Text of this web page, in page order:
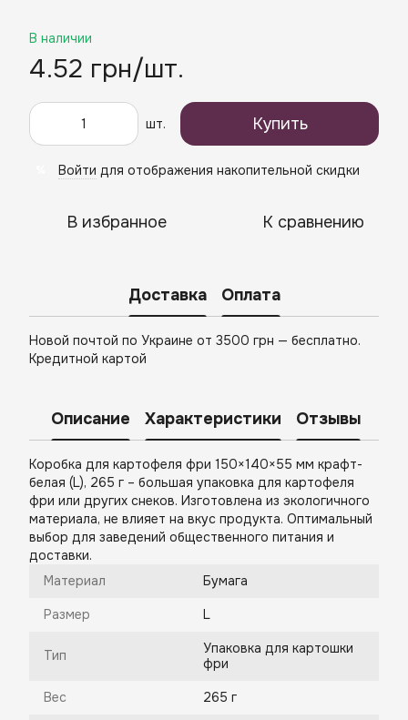
В наличии
4.52 грн/шт.
шт. Купить
Войти для отображения накопительной скидки
В избранное К сравнению
Доставка Оплата
Новой почтой по Украине от 3500 грн — бесплатно.
Кредитной картой
Описание Характеристики Отзывы
Коробка для картофеля фри 150×140×55 мм крафт-
белая (L), 265 г – большая упаковка для картофеля
фри или других снеков. Изготовлена из экологичного
материала, не влияет на вкус продукта. Оптимальный
выбор для заведений общественного питания и
доставки.
Материал
Бумага
Размер L
Тип
Упаковка для картошки
фри
Вес 265 г